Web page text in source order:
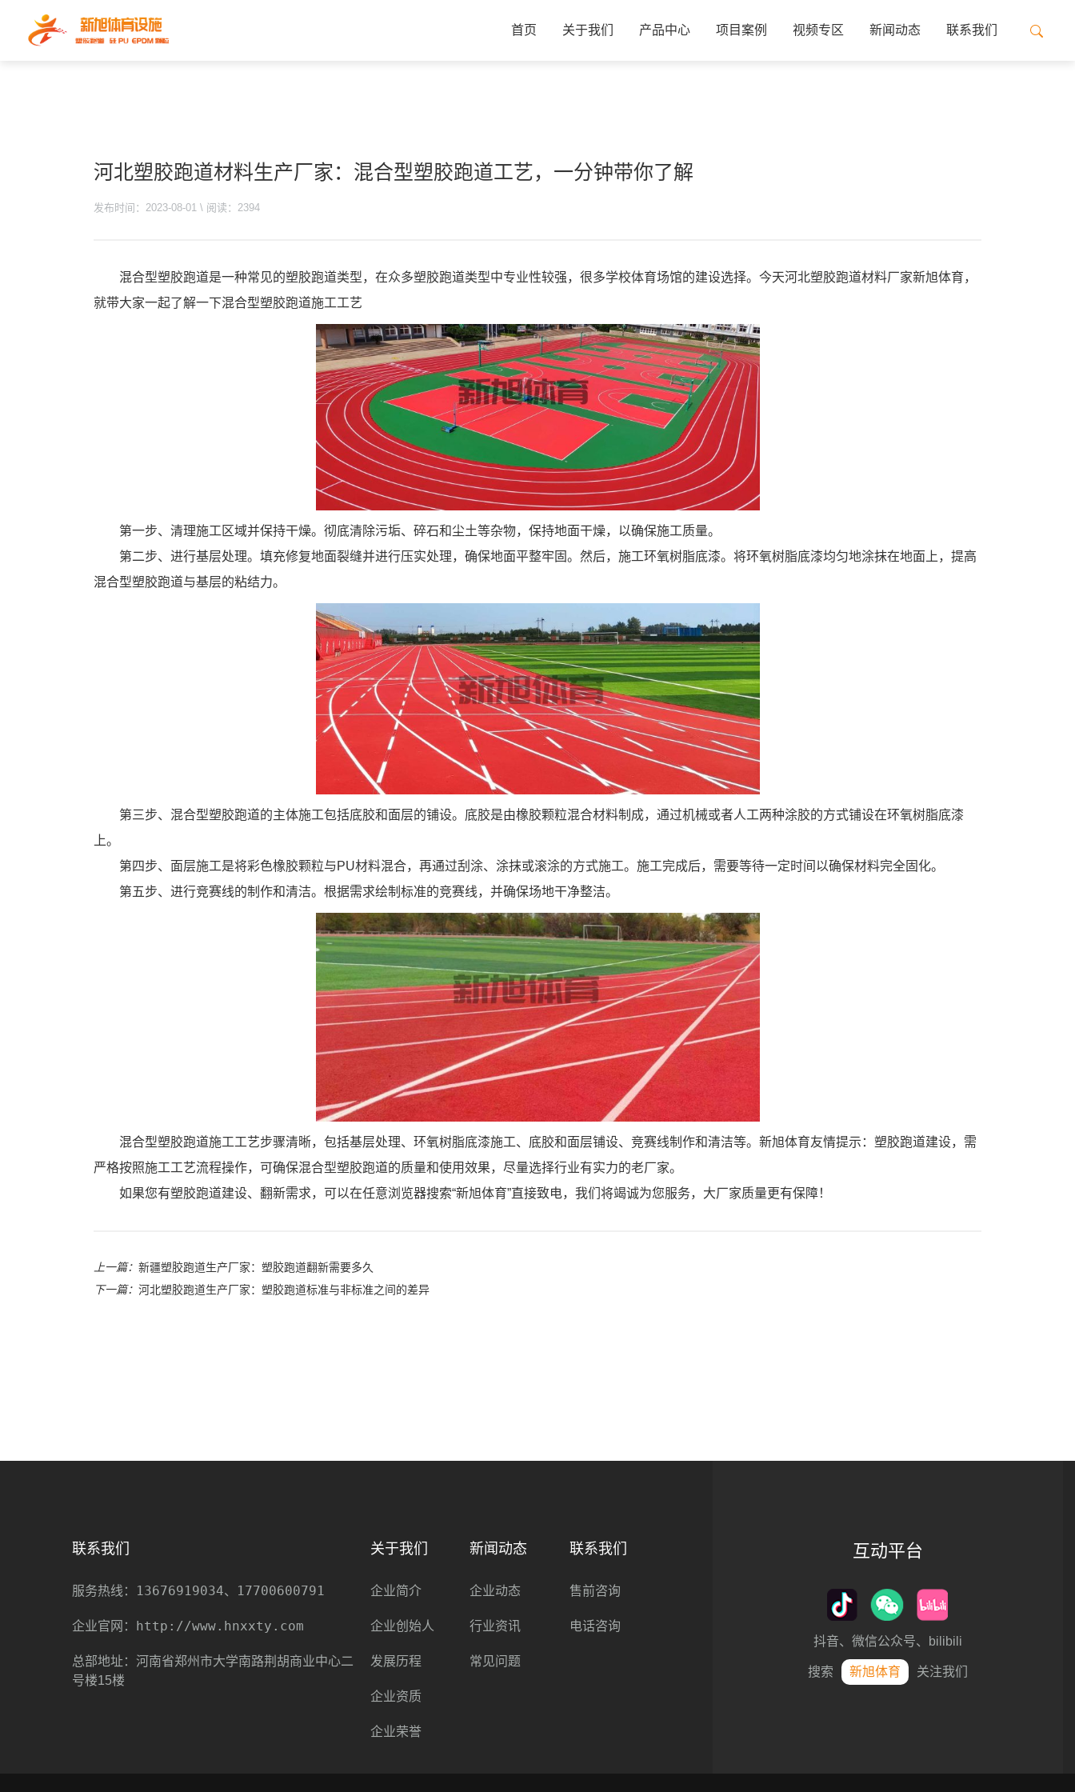
首页 关于我们 产品中心 项目案例 视频专区 新闻动态 联系我们
河北塑胶跑道材料生产厂家：混合型塑胶跑道工艺，一分钟带你了解
发布时间：2023-08-01 \ 阅读：2394
混合型塑胶跑道是一种常见的塑胶跑道类型，在众多塑胶跑道类型中专业性较强，很多学校体育场馆的建设选择。今天河北塑胶跑道材料厂家新旭体育，
就带大家一起了解一下混合型塑胶跑道施工工艺
第一步、清理施工区域并保持干燥。彻底清除污垢、碎石和尘土等杂物，保持地面干燥，以确保施工质量。
第二步、进行基层处理。填充修复地面裂缝并进行压实处理，确保地面平整牢固。然后，施工环氧树脂底漆。将环氧树脂底漆均匀地涂抹在地面上，提高
混合型塑胶跑道与基层的粘结力。
第三步、混合型塑胶跑道的主体施工包括底胶和面层的铺设。底胶是由橡胶颗粒混合材料制成，通过机械或者人工两种涂胶的方式铺设在环氧树脂底漆
上。
第四步、面层施工是将彩色橡胶颗粒与PU材料混合，再通过刮涂、涂抹或滚涂的方式施工。施工完成后，需要等待一定时间以确保材料完全固化。
第五步、进行竞赛线的制作和清洁。根据需求绘制标准的竞赛线，并确保场地干净整洁。
混合型塑胶跑道施工工艺步骤清晰，包括基层处理、环氧树脂底漆施工、底胶和面层铺设、竞赛线制作和清洁等。新旭体育友情提示：塑胶跑道建设，需
严格按照施工工艺流程操作，可确保混合型塑胶跑道的质量和使用效果，尽量选择行业有实力的老厂家。
如果您有塑胶跑道建设、翻新需求，可以在任意浏览器搜索“新旭体育”直接致电，我们将竭诚为您服务，大厂家质量更有保障！
上一篇： 新疆塑胶跑道生产厂家：塑胶跑道翻新需要多久
下一篇： 河北塑胶跑道生产厂家：塑胶跑道标准与非标准之间的差异
联系我们
服务热线： 13676919034、17700600791
企业官网： http://www.hnxxty.com
总部地址：河南省郑州市大学南路荆胡商业中心二
号楼15楼
关于我们
企业简介
企业创始人
发展历程
企业资质
企业荣誉
新闻动态
企业动态
行业资讯
常见问题
联系我们
售前咨询
电话咨询
互动平台
抖音、微信公众号、bilibili
搜索 新旭体育 关注我们